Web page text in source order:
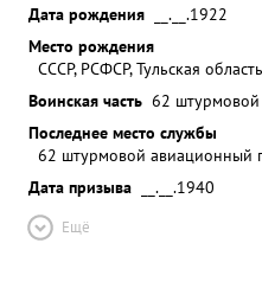
Дата рождения
__.__.1922
Место рождения
СССР, РСФСР, Тульская
Воинская часть 62
Последнее место службы
62 штурмовой авиационный
Дата призыва
__.__.1940
Ещё